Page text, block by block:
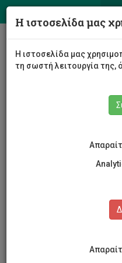
Η ιστοσελίδα μας
Η ιστοσελίδα μας
τη σωστή λειτουργία της,